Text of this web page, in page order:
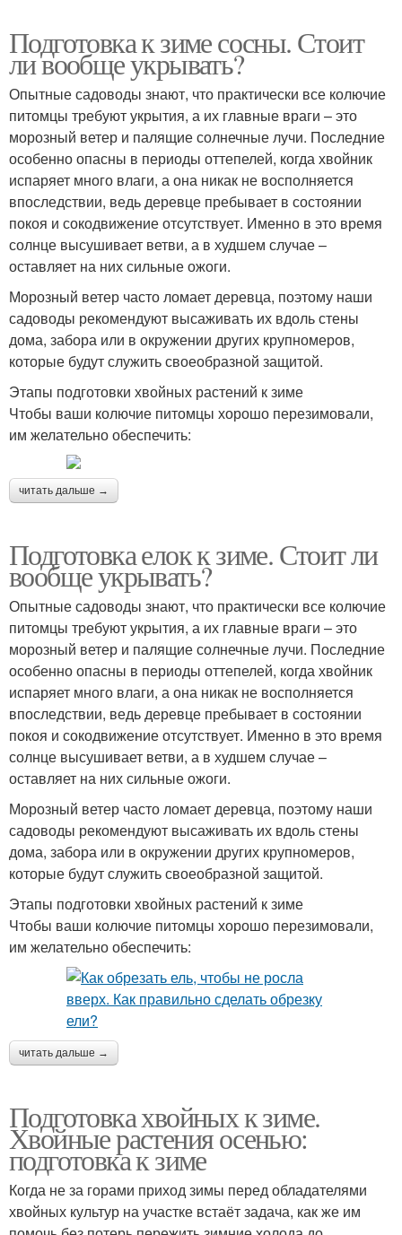
Подготовка к зиме сосны. Стоит
ли вообще укрывать?
Опытные садоводы знают, что практически все колючие
питомцы требуют укрытия, а их главные враги – это
морозный ветер и палящие солнечные лучи. Последние
особенно опасны в периоды оттепелей, когда хвойник
испаряет много влаги, а она никак не восполняется
впоследствии, ведь деревце пребывает в состоянии
покоя и сокодвижение отсутствует. Именно в это время
солнце высушивает ветви, а в худшем случае –
оставляет на них сильные ожоги.
Морозный ветер часто ломает деревца, поэтому наши
садоводы рекомендуют высаживать их вдоль стены
дома, забора или в окружении других крупномеров,
которые будут служить своеобразной защитой.
Этапы подготовки хвойных растений к зиме
Чтобы ваши колючие питомцы хорошо перезимовали,
им желательно обеспечить:
читать дальше →
Подготовка елок к зиме. Стоит ли
вообще укрывать?
Опытные садоводы знают, что практически все колючие
питомцы требуют укрытия, а их главные враги – это
морозный ветер и палящие солнечные лучи. Последние
особенно опасны в периоды оттепелей, когда хвойник
испаряет много влаги, а она никак не восполняется
впоследствии, ведь деревце пребывает в состоянии
покоя и сокодвижение отсутствует. Именно в это время
солнце высушивает ветви, а в худшем случае –
оставляет на них сильные ожоги.
Морозный ветер часто ломает деревца, поэтому наши
садоводы рекомендуют высаживать их вдоль стены
дома, забора или в окружении других крупномеров,
которые будут служить своеобразной защитой.
Этапы подготовки хвойных растений к зиме
Чтобы ваши колючие питомцы хорошо перезимовали,
им желательно обеспечить:
читать дальше →
Подготовка хвойных к зиме.
Хвойные растения осенью:
подготовка к зиме
Когда не за горами приход зимы перед обладателями
хвойных культур на участке встаёт задача, как же им